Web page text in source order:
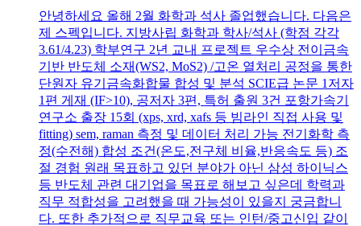
안녕하세요 올해 2월 화학과 석사 졸업했습니다. 다음은
제 스펙입니다. 지방사립 화학과 학사/석사 (학점 각각
3.61/4.23) 학부연구 2년 교내 프로젝트 우수상 전이금속
기반 반도체 소재(WS2, MoS2) /고온 열처리 공정을 통한
단원자 유기금속화합물 합성 및 분석 SCIE급 논문 1저자
1편 게재 (IF>10), 공저자 3편, 특허 출원 3건 포항가속기
연구소 출장 15회 (xps, xrd, xafs 등 빔라인 직접 사용 및
fitting) sem, raman 측정 및 데이터 처리 가능 전기화학 측
정(수전해) 합성 조건(온도,전구체 비율,반응속도 등) 조
절 경험 원래 목표하고 있던 분야가 아닌 삼성 하이닉스
등 반도체 관련 대기업을 목표로 해보고 싶은데 학력과
직무 적합성을 고려했을 때 가능성이 있을지 궁금합니
다. 또한 추가적으로 직무교육 또는 인턴/중고신입 같이